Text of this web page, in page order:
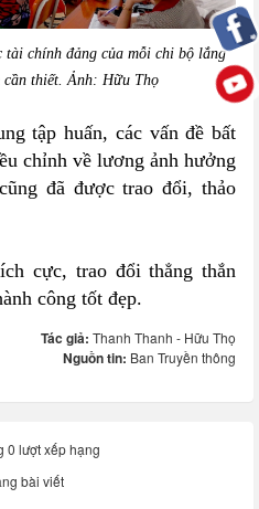
tài chính đảng của mỗi chi bộ lắng
cần thiết.Ảnh: Hữu Thọ
tập huấn, các vấn đề bất
chỉnh về lương ảnh hưởng
đã được trao đổi, thảo
cực, trao đổi thẳng thắn
công tốt đẹp.
Tác giả: Thanh Thanh - Hữu Thọ
Nguồn tin: Ban Truyền thông
0 lượt xếp hạng
bài viết